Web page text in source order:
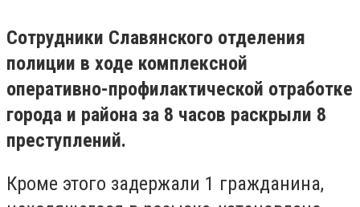
Сотрудники Славянского отделения
полиции в ходе комплексной
оперативно-профилактической отработке
города и района за 8 часов раскрыли 8
преступлений.
Кроме этого задержали 1 гражданина,